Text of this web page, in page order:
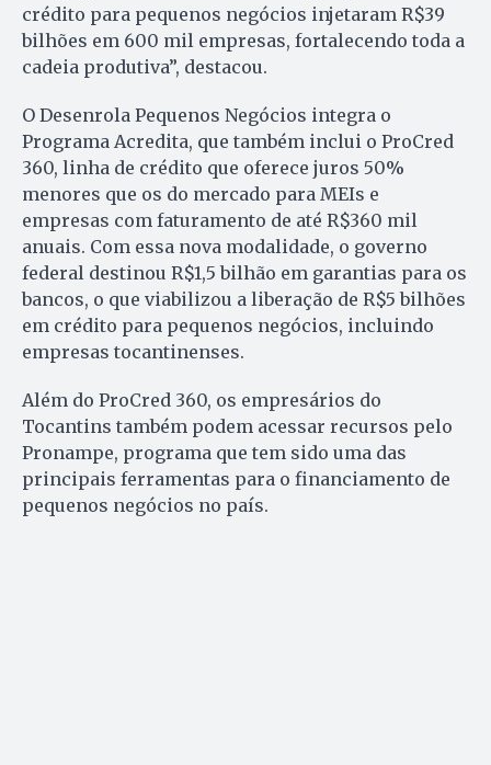
crédito para pequenos negócios injetaram R$39
bilhões em 600 mil empresas, fortalecendo toda a
cadeia produtiva”, destacou.
O Desenrola Pequenos Negócios integra o
Programa Acredita, que também inclui o ProCred
360, linha de crédito que oferece juros 50%
menores que os do mercado para MEIs e
empresas com faturamento de até R$360 mil
anuais. Com essa nova modalidade, o governo
federal destinou R$1,5 bilhão em garantias para os
bancos, o que viabilizou a liberação de R$5 bilhões
em crédito para pequenos negócios, incluindo
empresas tocantinenses.
Além do ProCred 360, os empresários do
Tocantins também podem acessar recursos pelo
Pronampe, programa que tem sido uma das
principais ferramentas para o financiamento de
pequenos negócios no país.